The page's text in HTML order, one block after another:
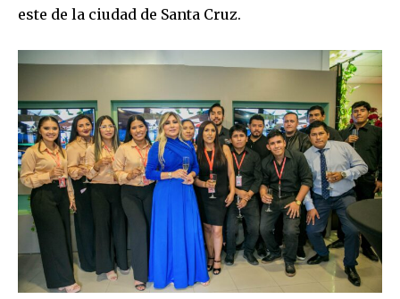
este de la ciudad de Santa Cruz.